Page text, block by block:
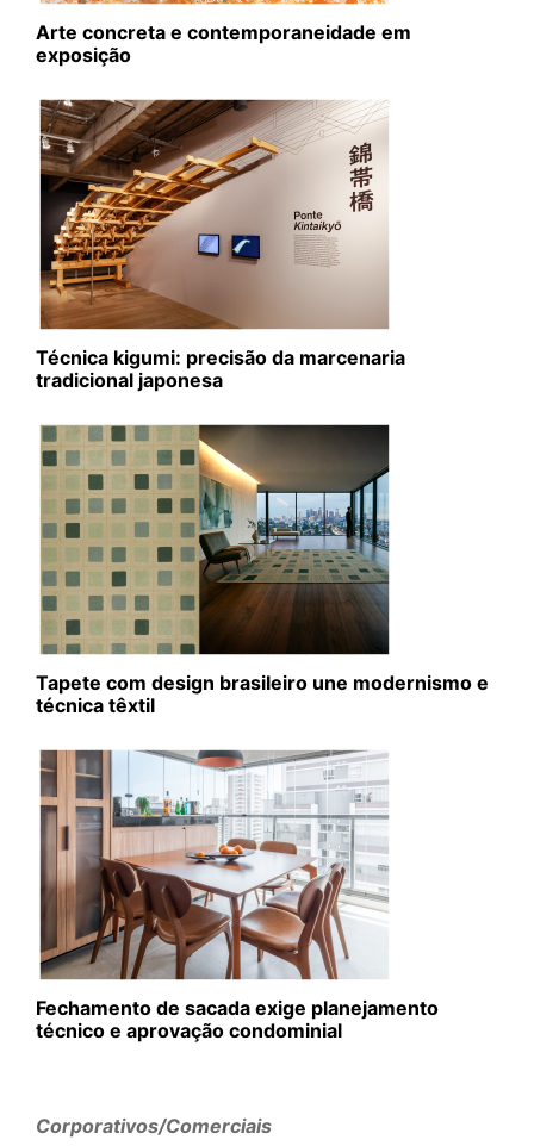
Arte concreta e contemporaneidade em
exposição
Técnica kigumi: precisão da marcenaria
tradicional japonesa
Tapete com design brasileiro une modernismo e
técnica têxtil
Fechamento de sacada exige planejamento
técnico e aprovação condominial
Corporativos/Comerciais